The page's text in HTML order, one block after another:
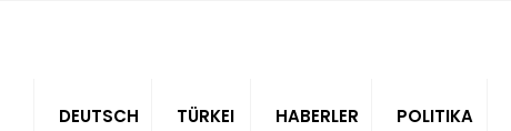
DEUTSCH TÜRKEI HABERLER POLITIKA